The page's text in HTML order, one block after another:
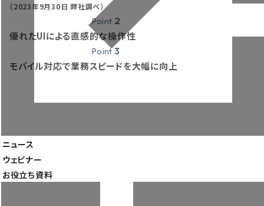
ニュース
ウェビナー
お役立ち資料
導入事例
企業情報
（2023年9月30日 弊社調べ）
Point 2
優れたUIによる直感的な操作性
Point3
モバイル対応で業務スピードを大幅に向上